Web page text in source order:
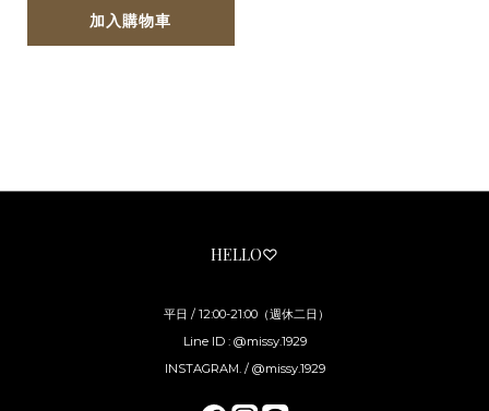
加入購物車
HELLO♡
平日 / 12:00-21:00（週休二日）
Line ID : @missy.1929
INSTAGRAM. / @missy.1929